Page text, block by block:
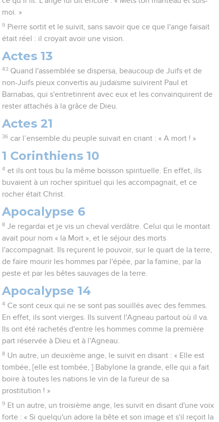
moi. »
9 Pierre sortit et le suivit, sans savoir que ce que l'ange faisait
était réel : il croyait avoir une vision.
Actes 13
43 Quand l'assemblée se dispersa, beaucoup de Juifs et de
non-Juifs pieux convertis au judaïsme suivirent Paul et
Barnabas, qui s'entretinrent avec eux et les convainquirent de
rester attachés à la grâce de Dieu.
Actes 21
36 car l’ensemble du peuple suivait en criant : « A mort ! »
1 Corinthiens 10
4 et ils ont tous bu la même boisson spirituelle. En effet, ils
buvaient à un rocher spirituel qui les accompagnait, et ce
rocher était Christ.
Apocalypse 6
8 Je regardai et je vis un cheval verdâtre. Celui qui le montait
avait pour nom « la Mort », et le séjour des morts
l'accompagnait. Ils reçurent le pouvoir, sur le quart de la terre,
de faire mourir les hommes par l'épée, par la famine, par la
peste et par les bêtes sauvages de la terre.
Apocalypse 14
4 Ce sont ceux qui ne se sont pas souillés avec des femmes.
En effet, ils sont vierges. Ils suivent l'Agneau partout où il va.
Ils ont été rachetés d'entre les hommes comme la première
part réservée à Dieu et à l'Agneau.
8 Un autre, un deuxième ange, le suivit en disant : « Elle est
tombée, [elle est tombée, ] Babylone la grande, elle qui a fait
boire à toutes les nations le vin de la fureur de sa
prostitution ! »
9 Et un autre, un troisième ange, les suivit en disant d'une voix
forte : « Si quelqu'un adore la bête et son image et s'il reçoit la